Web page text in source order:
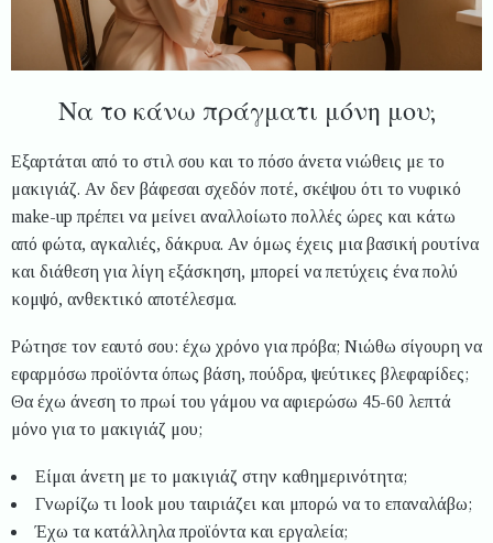
Να το κάνω πράγματι μόνη μου;
Εξαρτάται από το στιλ σου και το πόσο άνετα νιώθεις με το
μακιγιάζ. Αν δεν βάφεσαι σχεδόν ποτέ, σκέψου ότι το νυφικό
make-up πρέπει να μείνει αναλλοίωτο πολλές ώρες και κάτω
από φώτα, αγκαλιές, δάκρυα. Αν όμως έχεις μια βασική ρουτίνα
και διάθεση για λίγη εξάσκηση, μπορεί να πετύχεις ένα πολύ
κομψό, ανθεκτικό αποτέλεσμα.
Ρώτησε τον εαυτό σου: έχω χρόνο για πρόβα; Νιώθω σίγουρη να
εφαρμόσω προϊόντα όπως βάση, πούδρα, ψεύτικες βλεφαρίδες;
Θα έχω άνεση το πρωί του γάμου να αφιερώσω 45-60 λεπτά
μόνο για το μακιγιάζ μου;
Είμαι άνετη με το μακιγιάζ στην καθημερινότητα;
Γνωρίζω τι look μου ταιριάζει και μπορώ να το επαναλάβω;
Έχω τα κατάλληλα προϊόντα και εργαλεία;